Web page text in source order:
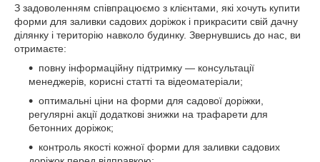
З задоволенням співпрацюємо з клієнтами, які хочуть купити
форми для заливки садових доріжок і прикрасити свій дачну
ділянку і територію навколо будинку. Звернувшись до нас, ви
отримаєте:
повну інформаційну підтримку — консультації
менеджерів, корисні статті та відеоматеріали;
оптимальні ціни на форми для садової доріжки,
регулярні акції додаткові знижки на трафарети для
бетонних доріжок;
контроль якості кожної форми для заливки садових